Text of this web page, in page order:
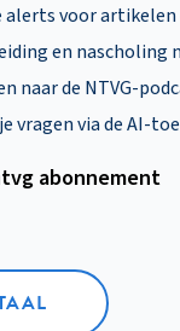
alerts voor artikelen
en nascholing
naar de NTVG-
vragen via de AI-
abonnement